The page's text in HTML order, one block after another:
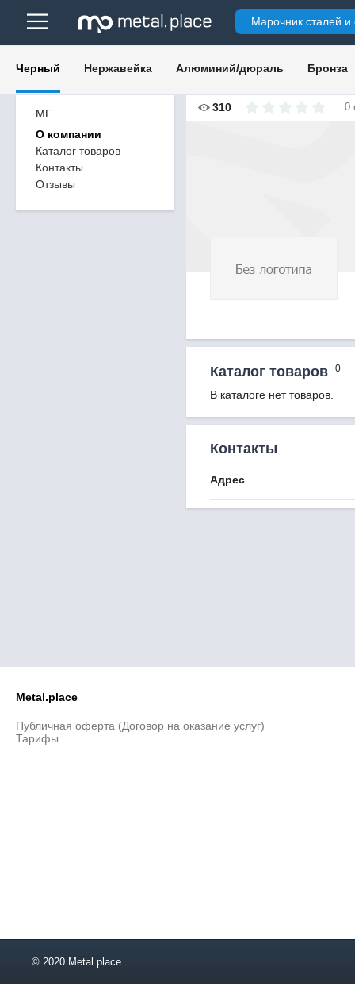
Марочник сталей и
Черный Нержавейка Алюминий/дюраль Бронза
МГ
О компании
Каталог товаров
Контакты
Отзывы
310 0
Каталог товаров 0
В каталоге нет товаров.
Контакты
Адрес
Metal.place
Публичная оферта (Договор на оказание услуг)
Тарифы
© 2020 Metal.place